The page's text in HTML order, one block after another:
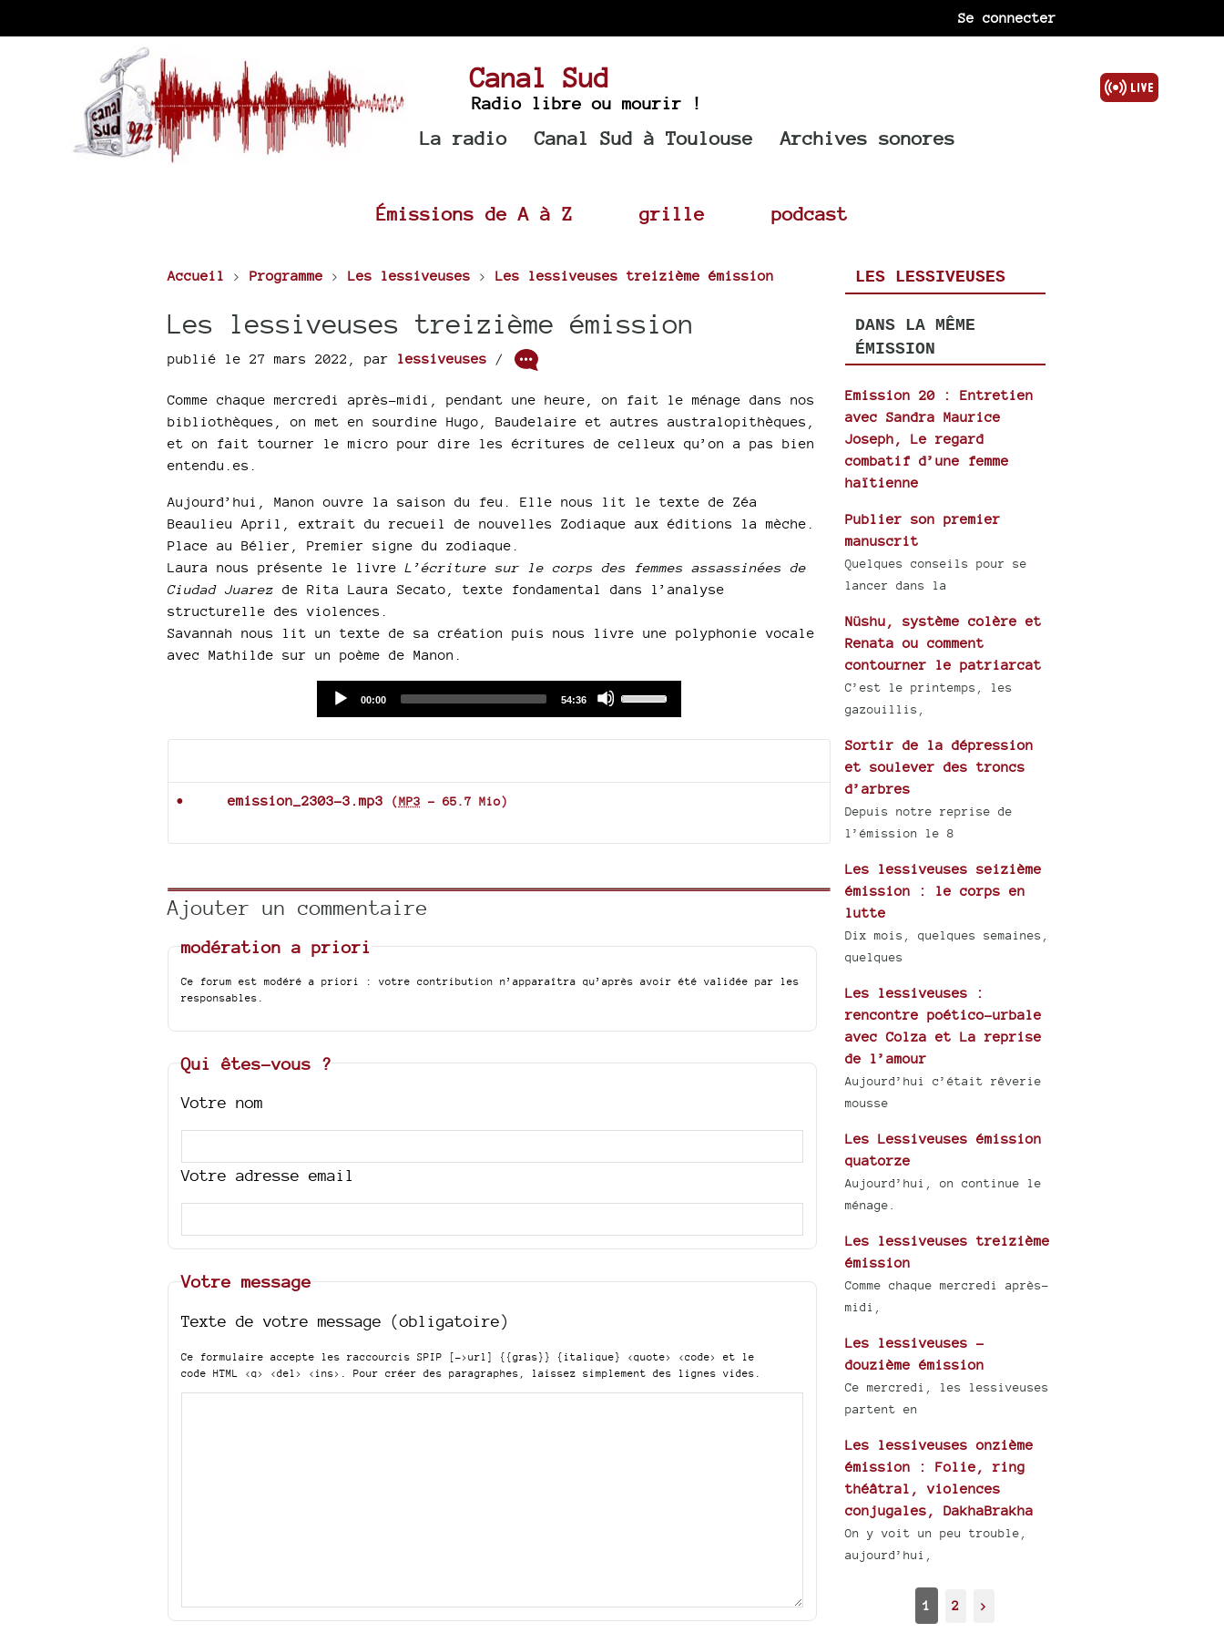
Se connecter
Canal Sud
Radio libre ou mourir !
La radio Canal Sud à Toulouse Archives sonores
Émissions de A à Z grille podcast
Accueil > Programme > Les lessiveuses > Les lessiveuses treizième émission
Les lessiveuses treizième émission
publié le 27 mars 2022 par lessiveuses /
Comme chaque mercredi après-midi, pendant une heure, on fait le ménage dans nos
bibliothèques, on met en sourdine Hugo, Baudelaire et autres australopithèques,
et on fait tourner le micro pour dire les écritures de celleux qu’on a pas bien
entendu.es.
Aujourd’hui, Manon ouvre la saison du feu. Elle nous lit le texte de Zéa
Beaulieu April, extrait du recueil de nouvelles Zodiaque aux éditions la mèche.
Place au Bélier, Premier signe du zodiaque.
Laura nous présente le livre L’écriture sur le corps des femmes assassinées de
Ciudad Juarez de Rita Laura Secato, texte fondamental dans l’analyse
structurelle des violences.
Savannah nous lit un texte de sa création puis nous livre une polyphonie vocale
avec Mathilde sur un poème de Manon.
Current
00:00
Total
54:36
decrease
emission_2303-3.mp3 (MP3 - 65.7 Mio)
Ajouter un commentaire
modération a priori
Ce forum est modéré a priori : votre contribution n’apparaîtra qu’après avoir été validée par les
responsables.
Qui êtes-vous ?
Votre nom
Votre adresse email
Votre message
Texte de votre message (obligatoire)
Ce formulaire accepte les raccourcis SPIP [->url] {{gras}} {italique} <quote> <code>
et le
code HTML <q> <del> <ins> . Pour créer des paragraphes, laissez simplement des lignes vides.
LES LESSIVEUSES
DANS LA MÊME
ÉMISSION
Emission 20 : Entretien
avec Sandra Maurice
Joseph, Le regard
combatif d’une femme
haïtienne
Publier son premier
manuscrit
Quelques conseils pour se
lancer dans la
Nüshu, système colère et
Renata ou comment
contourner le patriarcat
C’est le printemps, les
gazouillis,
Sortir de la dépression
et soulever des troncs
d’arbres
Depuis notre reprise de
l’émission le 8
Les lessiveuses seizième
émission : le corps en
lutte
Dix mois, quelques semaines,
quelques
Les lessiveuses :
rencontre poético-urbale
avec Colza et La reprise
de l’amour
Aujourd’hui c’était rêverie
mousse
Les Lessiveuses émission
quatorze
Aujourd’hui, on continue le
ménage.
Les lessiveuses treizième
émission
Comme chaque mercredi après-
midi,
Les lessiveuses -
douzième émission
Ce mercredi, les lessiveuses
partent en
Les lessiveuses onzième
émission : Folie, ring
théâtral, violences
conjugales, DakhaBrakha
On y voit un peu trouble,
aujourd’hui,
1 2 >